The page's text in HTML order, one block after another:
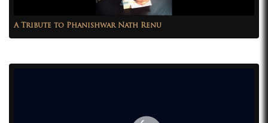
A Tribute to Phanishwar Nath Renu